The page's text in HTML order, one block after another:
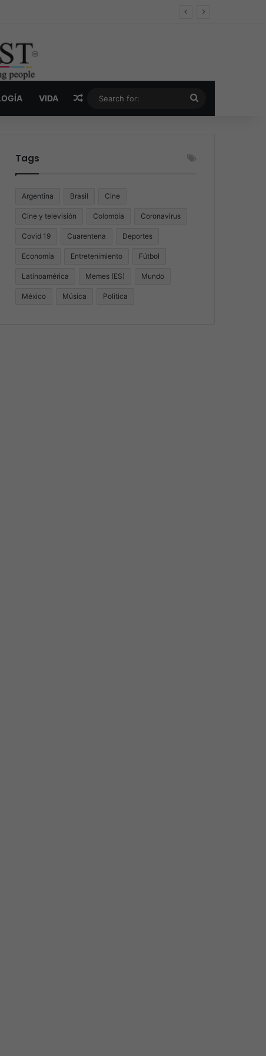
la nueva economía de la droga
VIDA Random Article
for:
Tags
Argentina Brasil Cine
Cine y televisión Colombia Coronavirus
Covid 19 Cuarentena Deportes
Economía Entretenimiento Fútbol
Latinoamérica Memes (ES) Mundo
México Música Politica